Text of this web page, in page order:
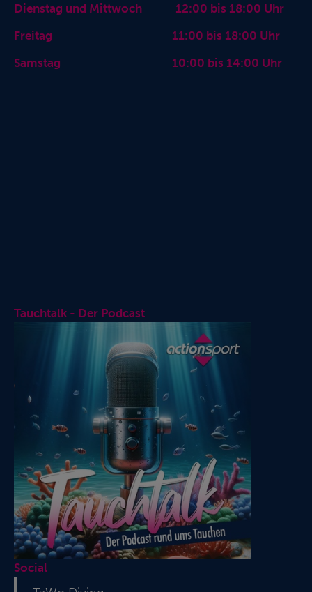
Dienstag und Mittwoch 12:00 bis 18:00 Uhr
Freitag 11:00 bis 18:00 Uhr
Samstag 10:00 bis 14:00 Uhr
Tauchtalk - Der Podcast
Social